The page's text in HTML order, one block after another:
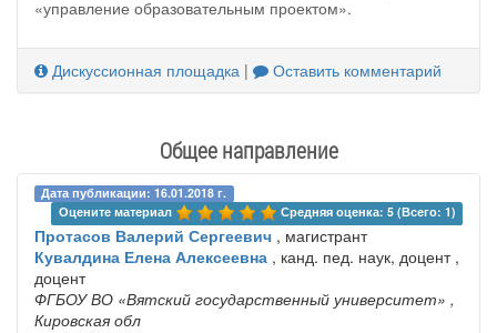
«управление образовательным проектом».
Дискуссионная площадка | Оставить комментарий
Общее направление
Дата публикации: 16.01.2018 г.
Оцените материал
Средняя оценка: 5 (Всего: 1)
Протасов Валерий Сергеевич , магистрант
Кувалдина Елена Алексеевна , канд. пед. наук, доцент ,
доцент
ФГБОУ ВО «Вятский государственный университет» ,
Кировская обл